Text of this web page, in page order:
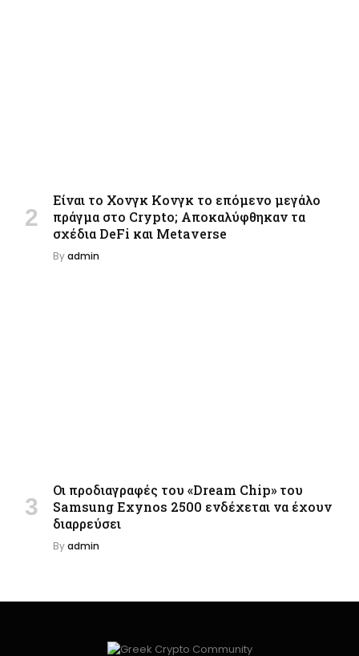
Είναι το Χονγκ Κονγκ το επόμενο μεγάλο
πράγμα στο Crypto; Αποκαλύφθηκαν τα
σχέδια DeFi και Metaverse
Byadmin
Οι προδιαγραφές του «Dream Chip» του
Samsung Exynos 2500 ενδέχεται να έχουν
διαρρεύσει
Byadmin